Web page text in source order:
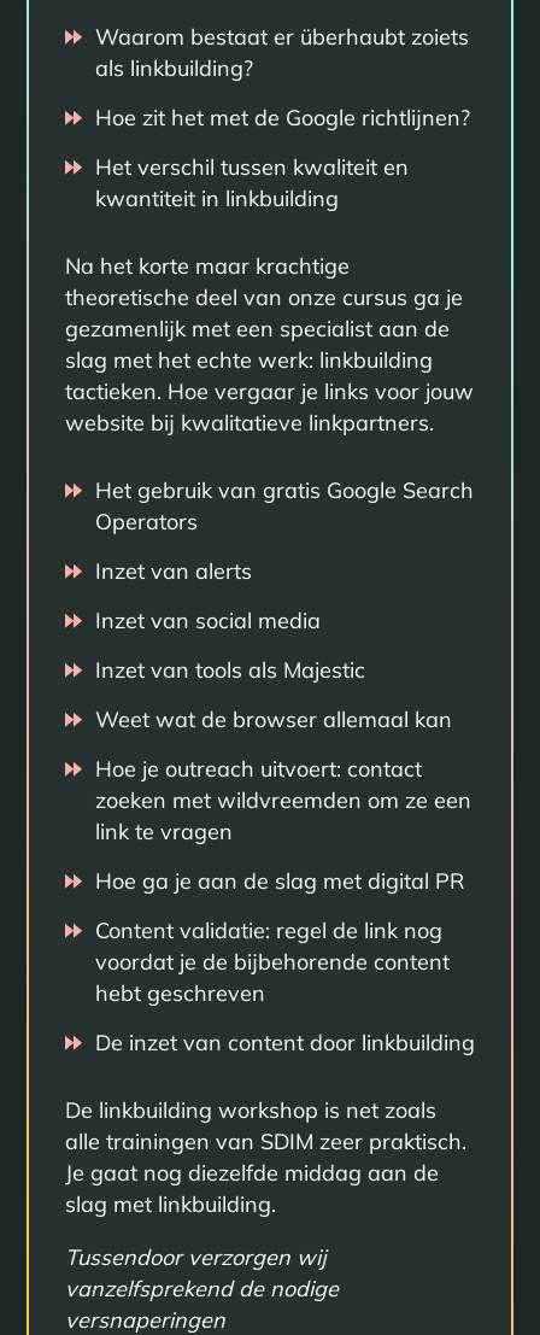
Waarom bestaat er überhaubt zoiets
als linkbuilding?
Hoe zit het met de Google richtlijnen?
Het verschil tussen kwaliteit en
kwantiteit in linkbuilding
Na het korte maar krachtige
theoretische deel van onze cursus ga je
gezamenlijk met een specialist aan de
slag met het echte werk: linkbuilding
tactieken. Hoe vergaar je links voor jouw
website bij kwalitatieve linkpartners.
Het gebruik van gratis Google Search
Operators
Inzet van alerts
Inzet van social media
Inzet van tools als Majestic
Weet wat de browser allemaal kan
Hoe je outreach uitvoert: contact
zoeken met wildvreemden om ze een
link te vragen
Hoe ga je aan de slag met digital PR
Content validatie: regel de link nog
voordat je de bijbehorende content
hebt geschreven
De inzet van content door linkbuilding
De linkbuilding workshop is net zoals
alle trainingen van SDIM zeer praktisch.
Je gaat nog diezelfde middag aan de
slag met linkbuilding.
Tussendoor verzorgen wij
vanzelfsprekend de nodige
versnaperingen